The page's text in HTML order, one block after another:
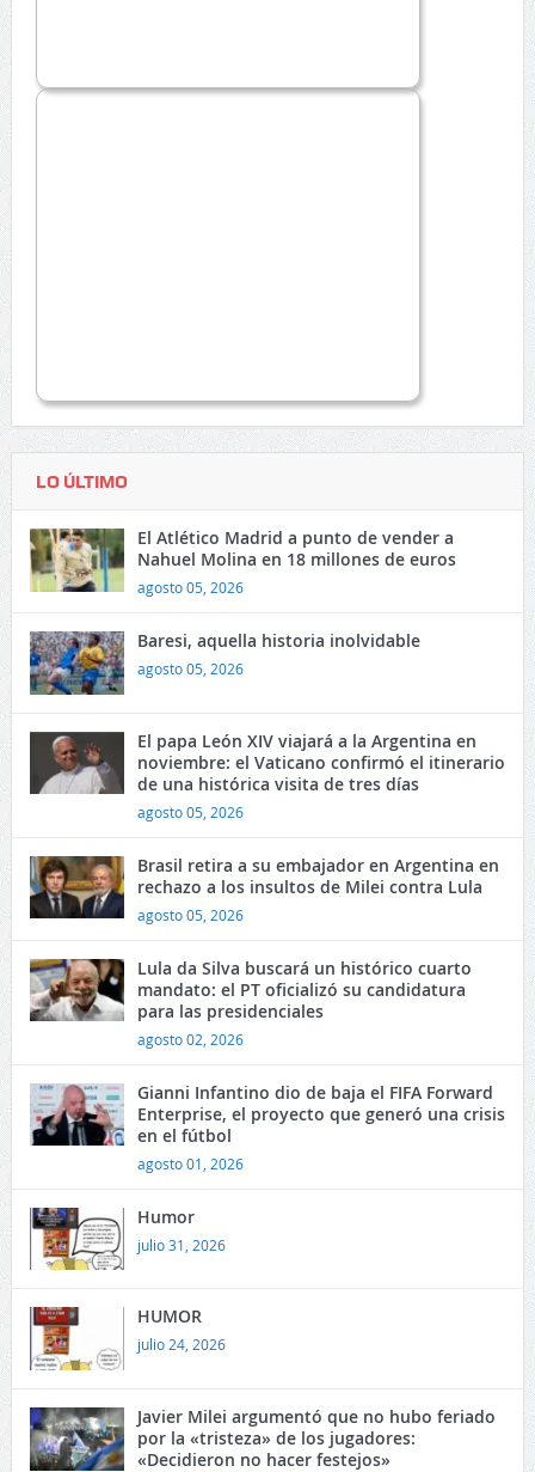
LO ÚLTIMO
El Atlético Madrid a punto de vender a
Nahuel Molina en 18 millones de euros
agosto 05, 2026
Baresi, aquella historia inolvidable
agosto 05, 2026
El papa León XIV viajará a la Argentina en
noviembre: el Vaticano confirmó el itinerario
de una histórica visita de tres días
agosto 05, 2026
Brasil retira a su embajador en Argentina en
rechazo a los insultos de Milei contra Lula
agosto 05, 2026
Lula da Silva buscará un histórico cuarto
mandato: el PT oficializó su candidatura
para las presidenciales
agosto 02, 2026
Gianni Infantino dio de baja el FIFA Forward
Enterprise, el proyecto que generó una crisis
en el fútbol
agosto 01, 2026
Humor
julio 31, 2026
HUMOR
julio 24, 2026
Javier Milei argumentó que no hubo feriado
por la «tristeza» de los jugadores:
«Decidieron no hacer festejos»